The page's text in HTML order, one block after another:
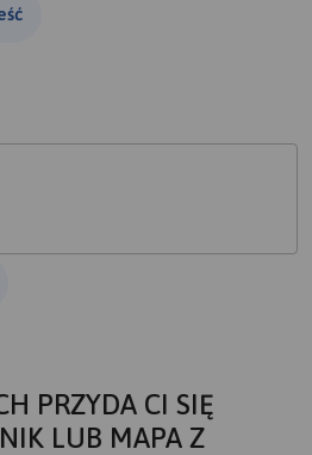
PRZYDA CI SIĘ
LUB MAPA Z